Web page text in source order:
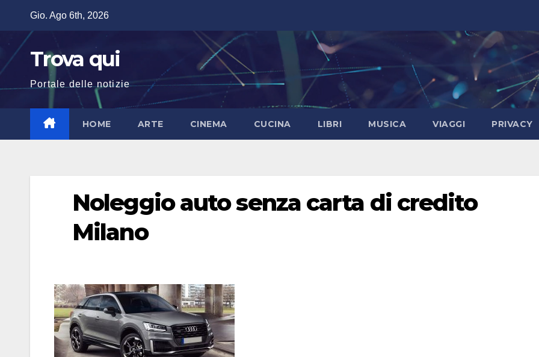
contenuto
Gio. Ago 6th, 2026
Trova qui
Portale delle notizie
HOME ARTE CINEMA CUCINA LIBRI MUSICA VIAGGI PRIVACY
Noleggio auto senza carta di credito
Milano